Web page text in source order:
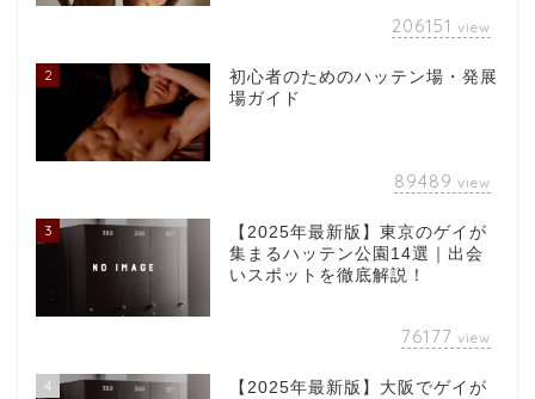
206151 view
2
初心者のためのハッテン場・発展
場ガイド
89489 view
3
【2025年最新版】東京のゲイが
集まるハッテン公園14選｜出会
いスポットを徹底解説！
76177 view
4
【2025年最新版】大阪でゲイが